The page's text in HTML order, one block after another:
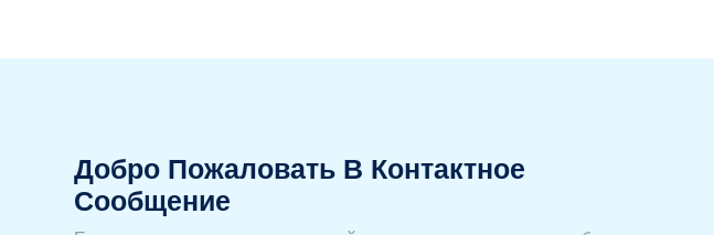
Добро Пожаловать В Контактное
Сообщение